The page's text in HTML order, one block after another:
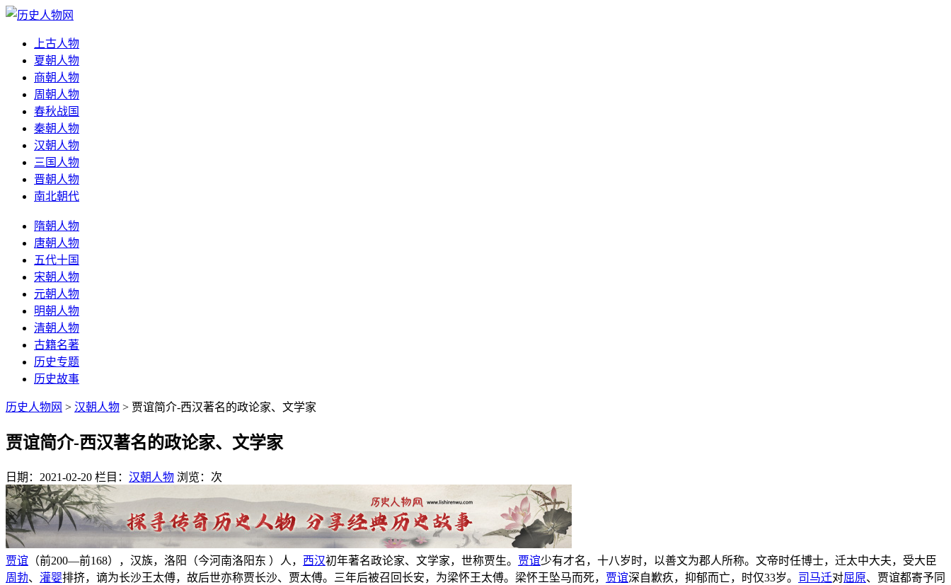
上古人物
夏朝人物
商朝人物
周朝人物
春秋战国
秦朝人物
汉朝人物
三国人物
晋朝人物
南北朝代
隋朝人物
唐朝人物
五代十国
宋朝人物
元朝人物
明朝人物
清朝人物
古籍名著
历史专题
历史故事
历史人物网 > 汉朝人物 > 贾谊简介-西汉著名的政论家、文学家
贾谊简介-西汉著名的政论家、文学家
日期：2021-02-20 栏目： 汉朝人物 浏览： 次
贾谊 （前200—前168），汉族，洛阳（今河南洛阳东 ）人， 西汉初年著名政论家、文学家，世称贾生。 贾谊少有才名，十八岁时，以善文为郡人所称。文帝时任博士，迁太中大夫，受大臣
周勃、 灌婴排挤，谪为长沙王太傅，故后世亦称贾长沙、贾太傅。三年后被召回长安，为梁怀王太傅。梁怀王坠马而死， 贾谊深自歉疚，抑郁而亡，时仅33岁。 司马迁对屈原、贾谊都寄予同